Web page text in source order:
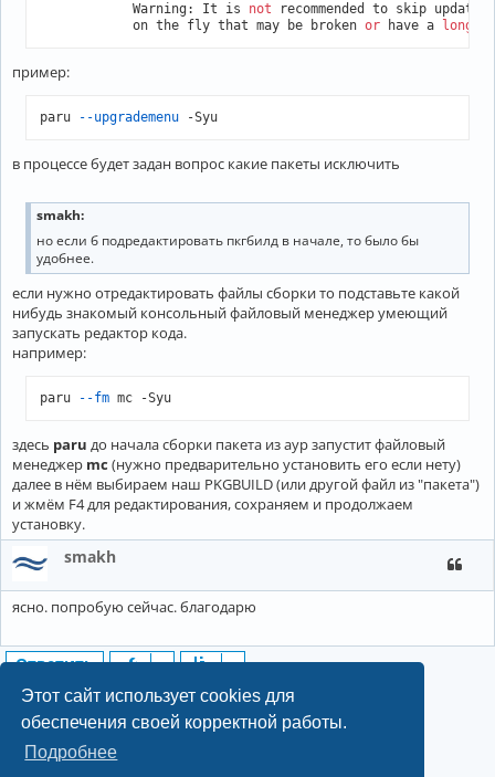
Этот сайт использует cookies для
обеспечения своей корректной работы.
Подробнее
            Warning: It is
not recommended to skip
            on the fly that may be broken
or have a long
пример:
paru --upgrademenu -Syu
в процессе будет задан вопрос какие пакеты исключить
smakh:
но если б подредактировать пкгбилд в начале, то было бы
удобнее.
если нужно отредактировать файлы сборки то подставьте какой
нибудь знакомый консольный файловый менеджер умеющий
запускать редактор кода.
например:
paru --fm mc -Syu
здесь paru до начала сборки пакета из аур запустит файловый
менеджер mc (нужно предварительно установить его если нету)
далее в нём выбираем наш PKGBUILD (или другой файл из "пакета")
и жмём F4 для редактирования, сохраняем и продолжаем
установку.
smakh
ясно. попробую сейчас. благодарю
Ответить
6 сообщений • Страница